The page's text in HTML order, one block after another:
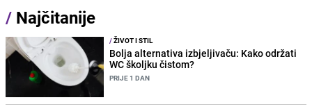
/ Najčitanije
/ŽIVOT I STIL
Bolja alternativa izbjeljivaču: Kako održati
WC školjku čistom?
PRIJE 1 DAN